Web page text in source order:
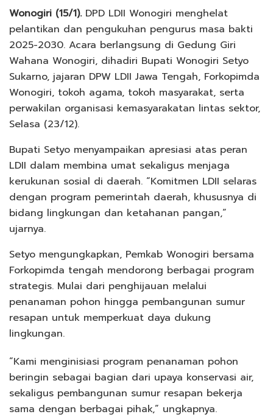
Wonogiri (15/1).DPD LDII Wonogiri menghelat
pelantikan dan pengukuhan pengurus masa bakti
2025-2030. Acara berlangsung di Gedung Giri
Wahana Wonogiri, dihadiri Bupati Wonogiri Setyo
Sukarno, jajaran DPW LDII Jawa Tengah, Forkopimda
Wonogiri, tokoh agama, tokoh masyarakat, serta
perwakilan organisasi kemasyarakatan lintas sektor,
Selasa (23/12).
Bupati Setyo menyampaikan apresiasi atas peran
LDII dalam membina umat sekaligus menjaga
kerukunan sosial di daerah. “Komitmen LDII selaras
dengan program pemerintah daerah, khususnya di
bidang lingkungan dan ketahanan pangan,”
ujarnya.
Setyo mengungkapkan, Pemkab Wonogiri bersama
Forkopimda tengah mendorong berbagai program
strategis. Mulai dari penghijauan melalui
penanaman pohon hingga pembangunan sumur
resapan untuk memperkuat daya dukung
lingkungan.
“Kami menginisiasi program penanaman pohon
beringin sebagai bagian dari upaya konservasi air,
sekaligus pembangunan sumur resapan bekerja
sama dengan berbagai pihak,” ungkapnya.